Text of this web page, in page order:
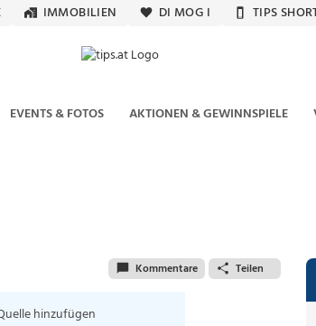
IMMOBILIEN DI MOG I TIPS
EVENTS & FOTOS AKTIONEN & GEWINNSPIELE
Kommentare Teilen
hinzufügen